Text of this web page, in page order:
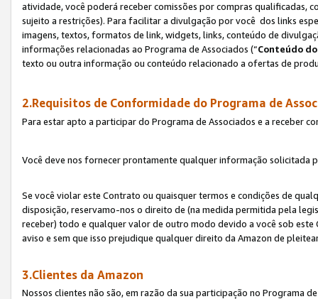
atividade, você poderá receber comissões por compras qualificadas,
sujeito a restrições). Para facilitar a divulgação por você dos links
imagens, textos, formatos de link, widgets, links, conteúdo de
informações relacionadas ao Programa de Associados (“Conteúdo
texto ou outra informação ou conteúdo relacionado a ofertas de
2.Requisitos de Conformidade do Programa de
Para estar apto a participar do Programa de Associados e a receber
Você deve nos fornecer prontamente qualquer informação solicitada
Se você violar este Contrato ou quaisquer termos e condições de
disposição, reservamo-nos o direito de (na medida permitida pela
receber) todo e qualquer valor de outro modo devido a você sob
aviso e sem que isso prejudique qualquer direito da Amazon de
3.Clientes da Amazon
Nossos clientes não são, em razão da sua participação no Programa